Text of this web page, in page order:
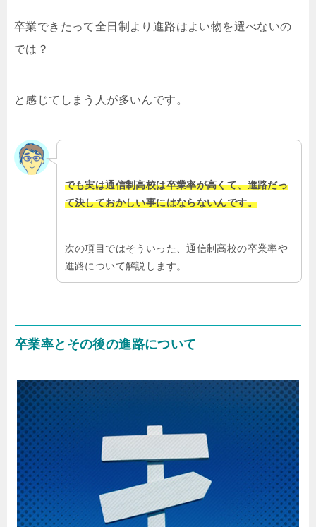
卒業できたって全日制より進路はよい物を選べないの
では？
と感じてしまう人が多いんです。
でも実は通信制高校は卒業率が高くて、進路だっ
て決しておかしい事にはならないんです。
次の項目ではそういった、通信制高校の卒業率や
進路について解説します。
卒業率とその後の進路について